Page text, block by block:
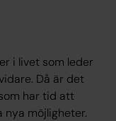
i livet som leder
Då är det
har tid att
möjligheter.